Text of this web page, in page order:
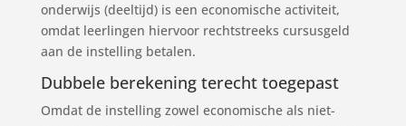
onderwijs (deeltijd) is een economische activiteit,
omdat leerlingen hiervoor rechtstreeks cursusgeld
aan de instelling betalen.
Dubbele berekening terecht toegepast
Omdat de instelling zowel economische als niet-